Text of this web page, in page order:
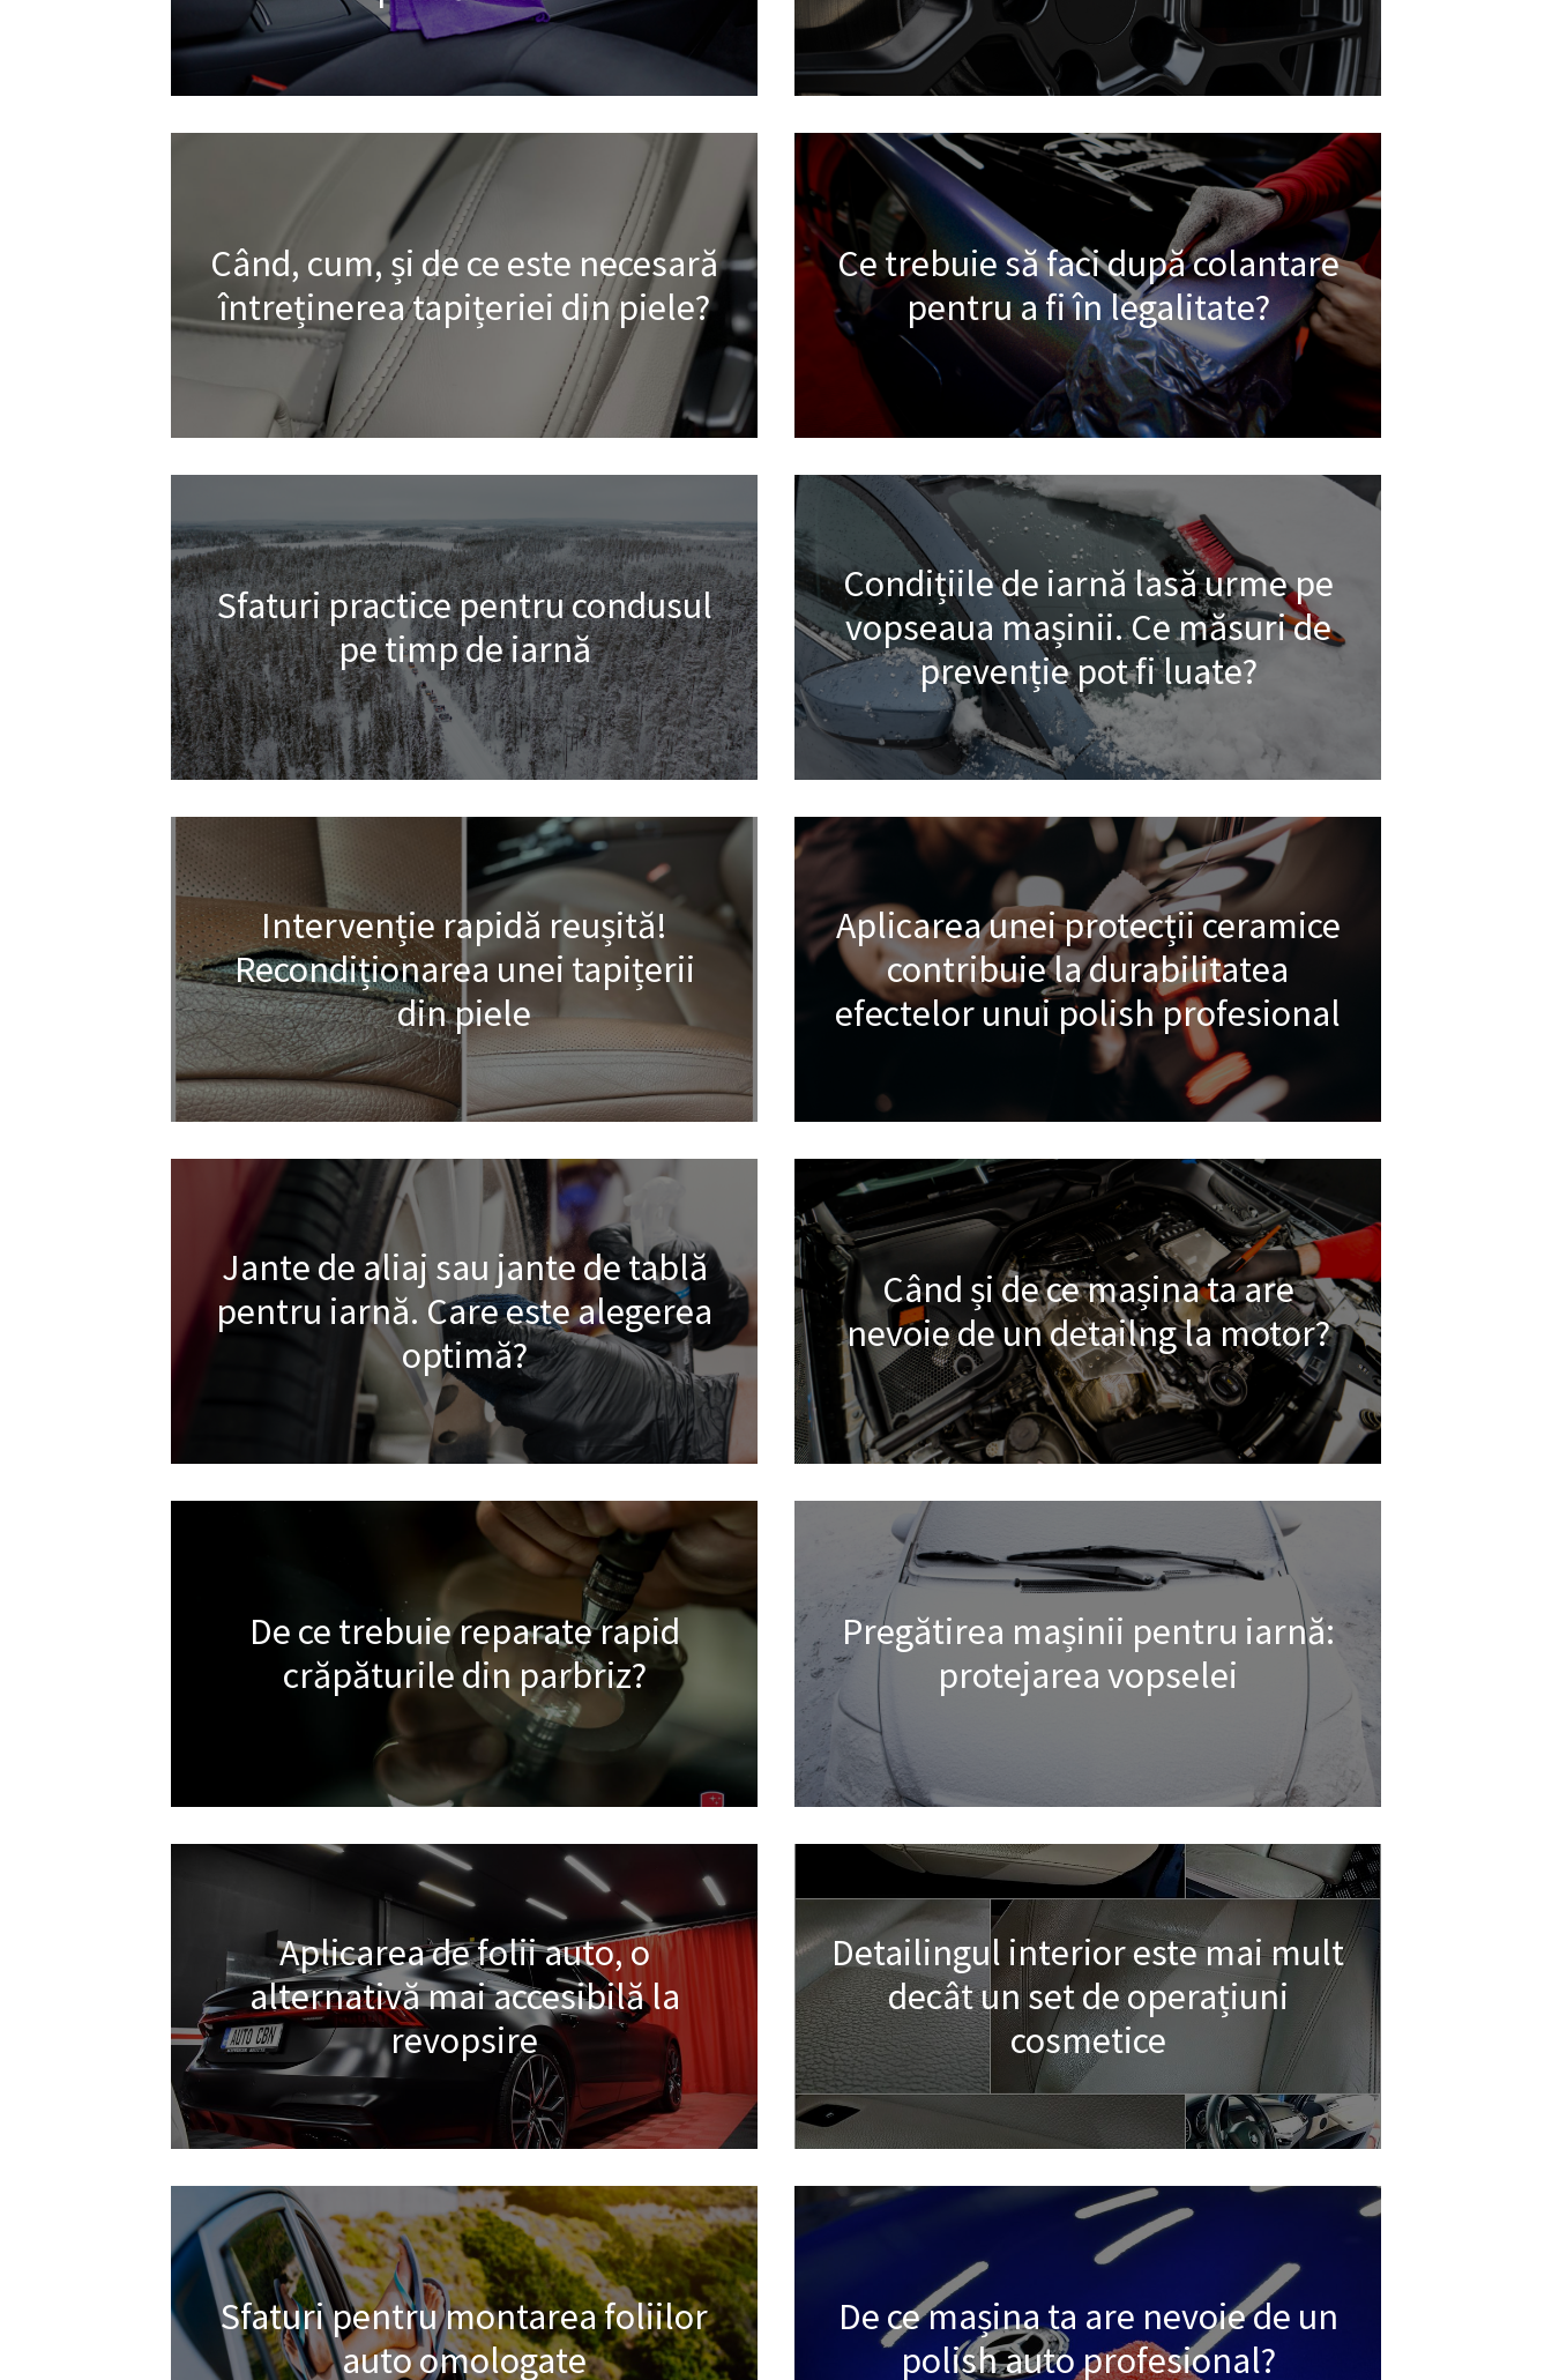
Când, cum, și de ce este necesară
întreținerea tapițeriei din piele?
Ce trebuie să faci după colantare
pentru a fi în legalitate?
Sfaturi practice pentru condusul
pe timp de iarnă
Condițiile de iarnă lasă urme pe
vopseaua mașinii. Ce măsuri de
prevenție pot fi luate?
Intervenție rapidă reușită!
Recondiționarea unei tapițerii
din piele
Aplicarea unei protecții ceramice
contribuie la durabilitatea
efectelor unui polish profesional
Jante de aliaj sau jante de tablă
pentru iarnă. Care este alegerea
optimă?
Când și de ce mașina ta are
nevoie de un detailng la motor?
De ce trebuie reparate rapid
crăpăturile din parbriz?
Pregătirea mașinii pentru iarnă:
protejarea vopselei
Aplicarea de folii auto, o
alternativă mai accesibilă la
revopsire
Detailingul interior este mai mult
decât un set de operațiuni
cosmetice
Sfaturi pentru montarea foliilor
auto omologate
De ce mașina ta are nevoie de un
polish auto profesional?